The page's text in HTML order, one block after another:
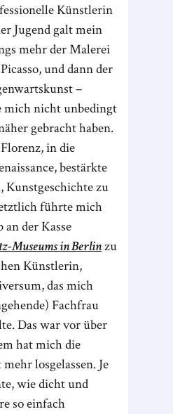
Künstlerin
Jugend galt mein
mehr der Malerei
und dann der
–
mich nicht unbedingt
gebracht haben.
in die
bestärkte
Kunstgeschichte zu
führte mich
der Kasse
Museums in Berlinzu
Künstlerin,
das mich
Fachfrau
Das war vor über
hat mich die
losgelassen. Je
wie dicht und
so einfach